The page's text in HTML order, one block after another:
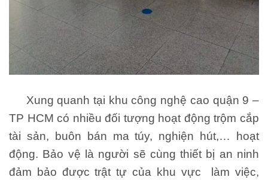
Xung quanh tại khu công nghệ cao quận 9 –
TP HCM có nhiều đối tượng hoạt động trộm cắp
tài sản, buôn bán ma túy, nghiện hút,… hoạt
động. Bảo vệ là người sẽ cùng thiết bị an ninh
đảm bảo được trật tự của khu vực làm việc,